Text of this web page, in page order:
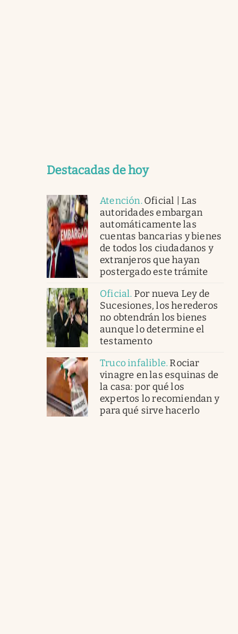
Destacadas de hoy
Atención. Oficial | Las
autoridades embargan
automáticamente las
cuentas bancarias y bienes
de todos los ciudadanos y
extranjeros que hayan
postergado este trámite
Oficial. Por nueva Ley de
Sucesiones, los herederos
no obtendrán los bienes
aunque lo determine el
testamento
Truco infalible.Rociar
vinagre en las esquinas de
la casa: por qué los
expertos lo recomiendan y
para qué sirve hacerlo